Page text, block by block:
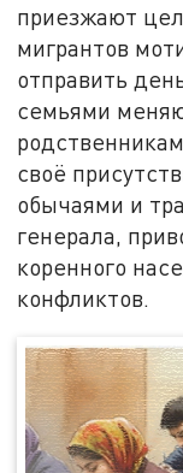
приезжают
мигрантов
отправить
семьями
своё
обычаями и
генерала,
коренного
конфликтов.